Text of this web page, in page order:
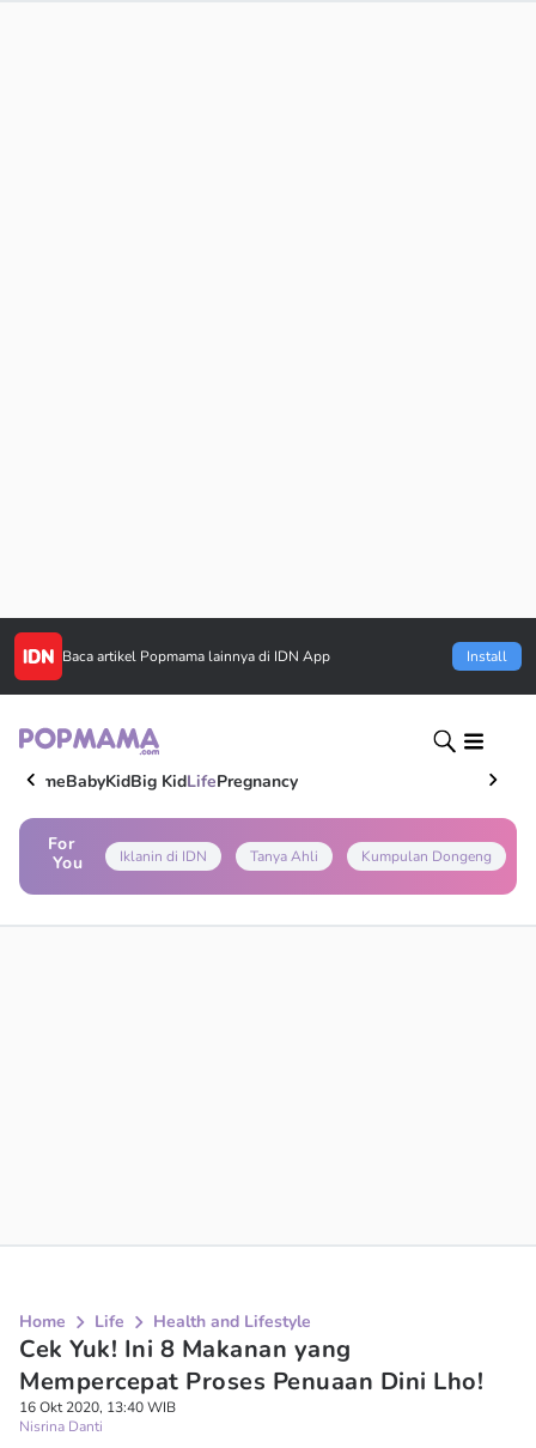
Baca artikel Popmama lainnya di IDN App Install
HomeBabyKidBig KidLifePregnancy
For
You
Iklanin di IDN Tanya Ahli Kumpulan Dongeng
Home Life Health and Lifestyle
Cek Yuk! Ini 8 Makanan yang
Mempercepat Proses Penuaan Dini Lho!
16 Okt 2020, 13:40 WIB
Nisrina Danti